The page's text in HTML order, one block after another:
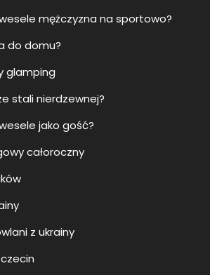
mężczyzna na sportowo?
do domu?
glamping
stali nierdzewnej?
jako gość?
całoroczny
z ukrainy